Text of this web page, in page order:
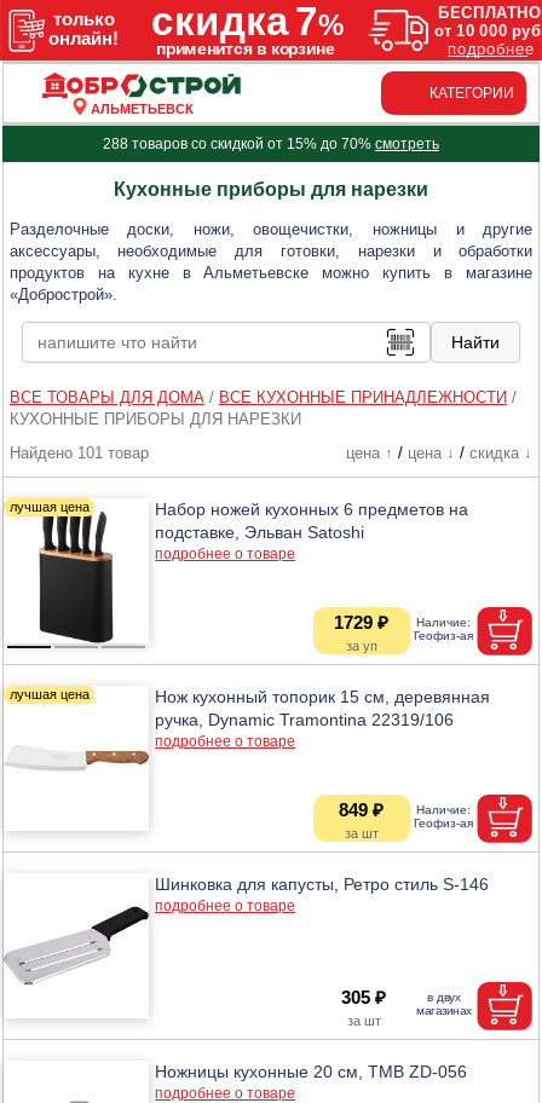
АЛЬМЕТЬЕВСК
КАТЕГОРИИ
288 товаров со скидкой от 15% до 70% смотреть
Кухонные приборы для нарезки
Разделочные доски, ножи, овощечистки, ножницы и другие
аксессуары, необходимые для готовки, нарезки и обработки
продуктов на кухне в Альметьевске можно купить в магазине
«Добрострой».
ВСЕ ТОВАРЫ ДЛЯ ДОМА/ ВСЕ КУХОННЫЕ ПРИНАДЛЕЖНОСТИ /
КУХОННЫЕ ПРИБОРЫ ДЛЯ НАРЕЗКИ
Найдено 101 товар
цена ↑ / цена ↓ / скидка ↓
Набор ножей кухонных 6 предметов на
подставке, Эльван Satoshi
подробнее о товаре
1729 ₽
Нож кухонный топорик 15 см, деревянная
ручка, Dynamic Tramontina 22319/106
подробнее о товаре
849 ₽
Шинковка для капусты, Ретро стиль S-146
подробнее о товаре
305 ₽
Ножницы кухонные 20 см, ТМВ ZD-056
подробнее о товаре